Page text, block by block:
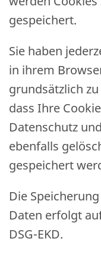
gespeichert.
Sie haben
in ihrem
grundsätzlich
dass Ihre
Datenschutz
ebenfalls
gespeichert
Die
Daten erfolgt
DSG-EKD.